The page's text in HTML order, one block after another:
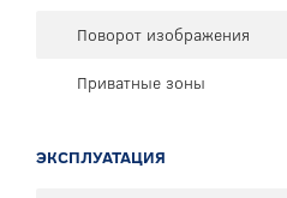
Поворот изображения
Приватные зоны
ЭКСПЛУАТАЦИЯ